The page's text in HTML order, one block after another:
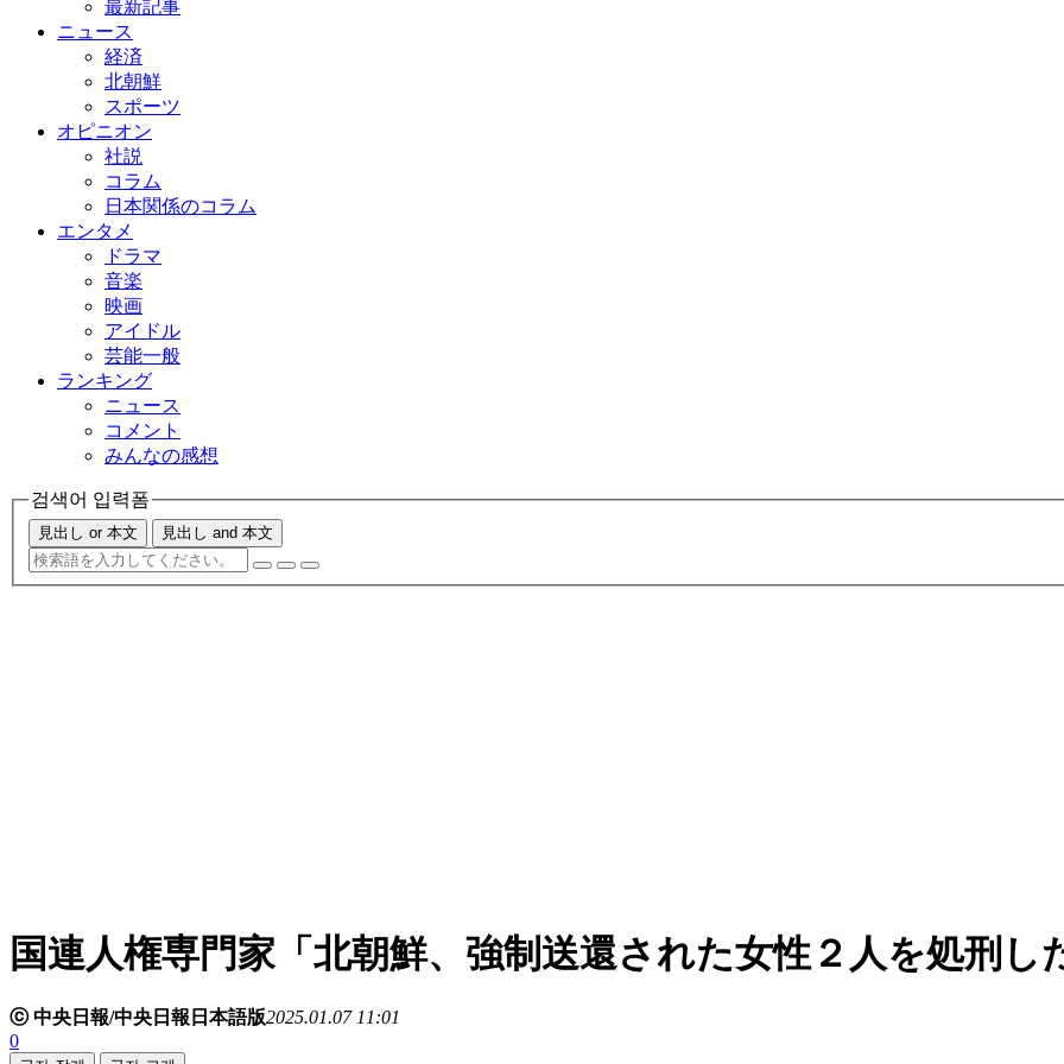
最新記事
ニュース
経済
北朝鮮
スポーツ
オピニオン
社説
コラム
日本関係のコラム
エンタメ
ドラマ
音楽
映画
アイドル
芸能一般
ランキング
ニュース
コメント
みんなの感想
검색어 입력폼
見出し or 本文 見出し and 本文
国連人権専門家「北朝鮮、強制送還された女性２人を処刑し
ⓒ 中央日報/中央日報日本語版2025.01.07 11:01
0